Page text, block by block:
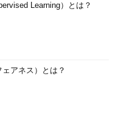
Learning）とは？
アネス）とは？